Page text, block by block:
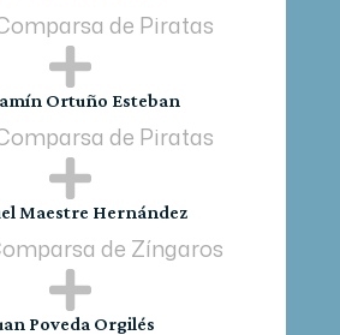
de Piratas

Ortuño Esteban
de Piratas

Maestre Hernández
de Zíngaros

Poveda Orgilés